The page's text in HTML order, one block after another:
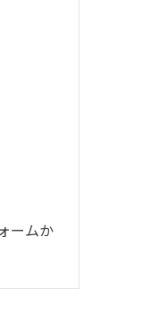
ームか